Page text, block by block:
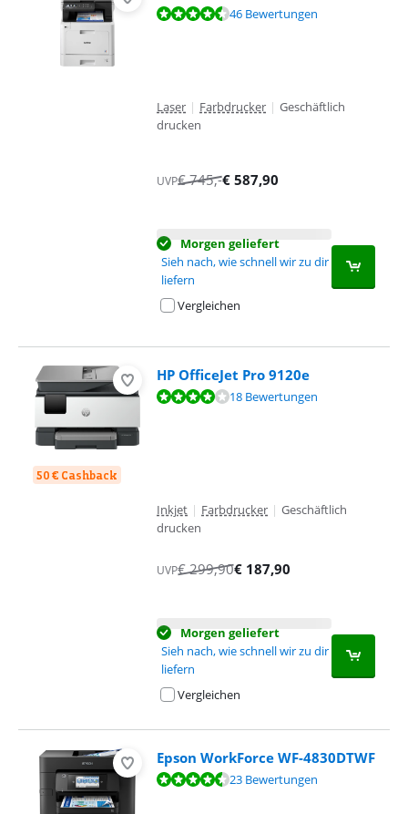
Bewertet mit 8,6 von 10, basierend auf 46 Bewertungen.
46 Bewertungen
Laser | Farbdrucker | Geschäftlich
drucken
UVP€745,-€ 587,90
Morgen geliefert
Sieh nach, wie schnell wir zu dir
liefern
Vergleichen
50 € Cashback
HP OfficeJet Pro 9120e
Bewertet mit 7,9 von 10, basierend auf 18 Bewertungen.
18 Bewertungen
Inkjet | Farbdrucker | Geschäftlich
drucken
UVP€299,90€ 187,90
Morgen geliefert
Sieh nach, wie schnell wir zu dir
liefern
Vergleichen
Epson WorkForce WF-4830DTWF
Bewertet mit 9,2 von 10, basierend auf 23 Bewertungen.
23 Bewertungen